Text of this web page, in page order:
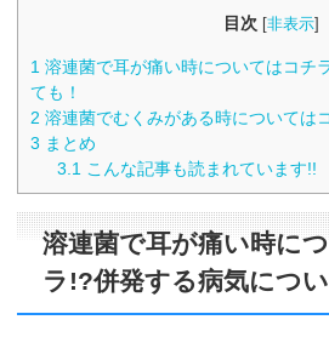
目次 [非表示]
1 溶連菌で耳が痛い時についてはコチ
ても！
2 溶連菌でむくみがある時については
3 まとめ
3.1 こんな記事も読まれています!!
溶連菌で耳が痛い時に
ラ!?併発する病気につい